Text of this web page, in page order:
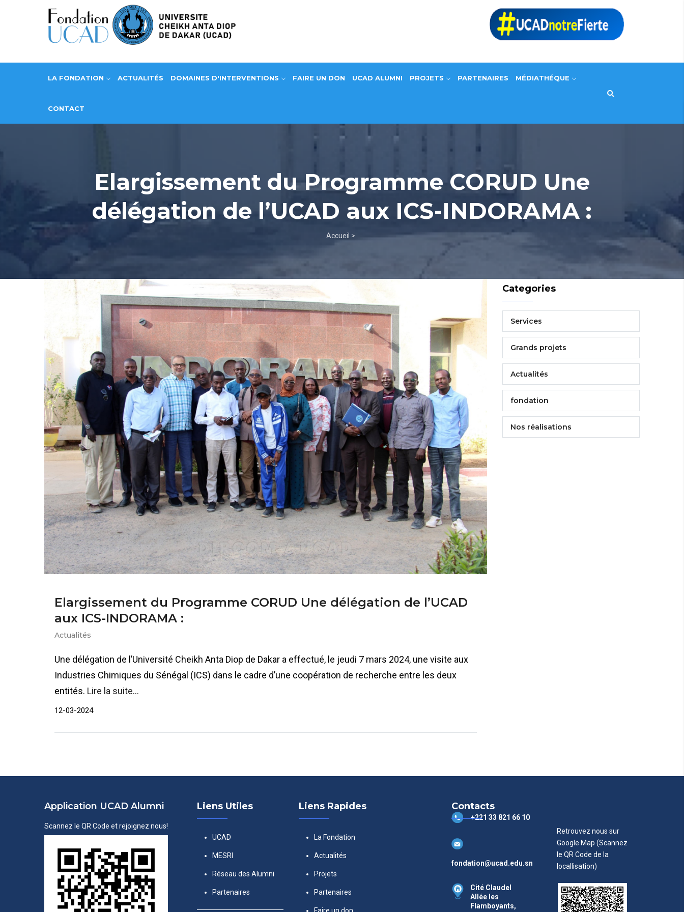
LA FONDATION ACTUALITÉS DOMAINES D'INTERVENTIONS FAIRE UN DON UCAD ALUMNI PROJETS PARTENAIRES MÉDIATHÉQUE
CONTACT
Elargissement du Programme CORUD Une
délégation de l’UCAD aux ICS-INDORAMA :
Fil
Accueil >
Elargissement du Programme CORUD Une délégation de l’UCAD
aux ICS-INDORAMA :
Actualités
Une délégation de l’Université Cheikh Anta Diop de Dakar a effectué, le jeudi 7 mars 2024, une visite aux
Industries Chimiques du Sénégal (ICS) dans le cadre d’une coopération de recherche entre les deux
entités. Lire la suite...
12-03-2024
Categories
Services
Grands projets
Actualités
fondation
Nos réalisations
Application UCAD Alumni
Scannez le QR Code et rejoignez nous!
Liens Utiles
UCAD
MESRI
Réseau des Alumni
Partenaires
Liens Rapides
La Fondation
Actualités
Projets
Partenaires
Faire un don
Contacts
+221 33 821 66 10
fondation@ucad.edu.sn
Cité Claudel
Allée les
Flamboyants,
Retrouvez nous sur
Google Map (Scannez
le QR Code de la
locallisation)